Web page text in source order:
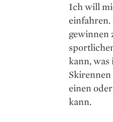
Ich will
einfahren.
gewinnen
kann, was
einen
kann.